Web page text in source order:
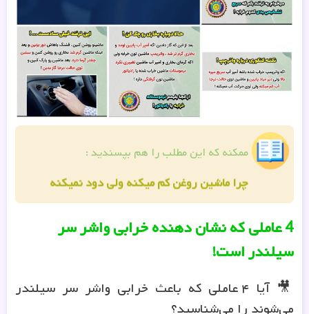
ممکنه که این مطلب را هم بپسندید :
چرا ماشین روغن کم میکنه ولی دود نمیکنه
4 عاملی که نشان دهنده خرابی واشر سر
سیلندر است!
🎥 آیا ۴ عاملی که باعث خرابی واشر سر سیلندر
می‌شوند را می‌شناسید؟